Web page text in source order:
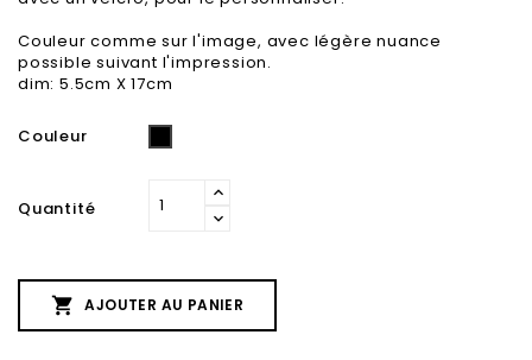
Couleur comme sur l'image, avec légère nuance
possible suivant l'impression.
dim: 5.5cm X 17cm
Couleur
Quantité
 AJOUTER AU PANIER